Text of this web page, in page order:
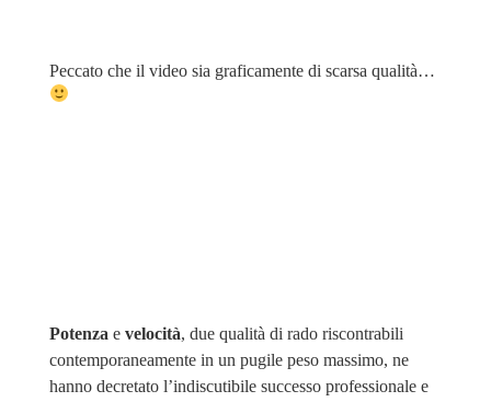
Peccato che il video sia graficamente di scarsa qualità…
Potenza e velocità, due qualità di rado riscontrabili
contemporaneamente in un pugile peso massimo, ne
hanno decretato l’indiscutibile successo professionale e